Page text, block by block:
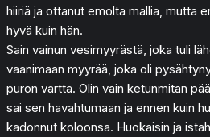
hiiriä ja ottanut emolta mallia, mutta
hyvä kuin hän.
Sain vainun vesimyyrästä, joka tuli
vaanimaan myyrää, joka oli
puron vartta. Olin vain ketunmitan
sai sen havahtumaan ja ennen kuin
kadonnut koloonsa. Huokaisin ja